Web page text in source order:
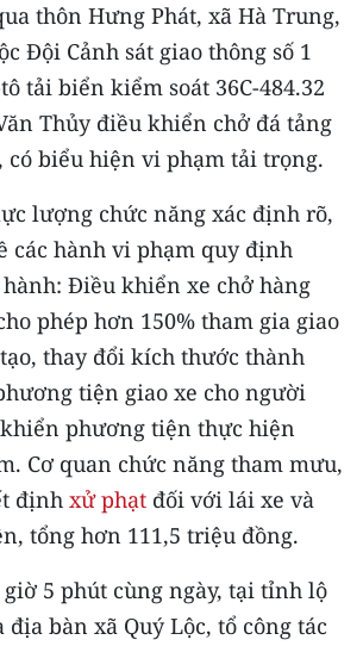
SÂU
NAM
- MỖI XÃ
thôn Hưng Phát, xã Hà Trung,
Đội Cảnh sát giao thông số 1
tải biển kiểm soát 36C-484.32
Thủy điều khiển chở đá tảng
biểu hiện vi phạm tải trọng.
lượng chức năng xác định rõ,
các hành vi phạm quy định
Điều khiển xe chở hàng
phép hơn 150% tham gia giao
thay đổi kích thước thành
tiện giao xe cho người
phương tiện thực hiện
Cơ quan chức năng tham mưu,
định xử phạt đối với lái xe và
tổng hơn 111,5 triệu đồng.
5 phút cùng ngày, tại tỉnh lộ
địa bàn xã Quý Lộc, tổ công tác